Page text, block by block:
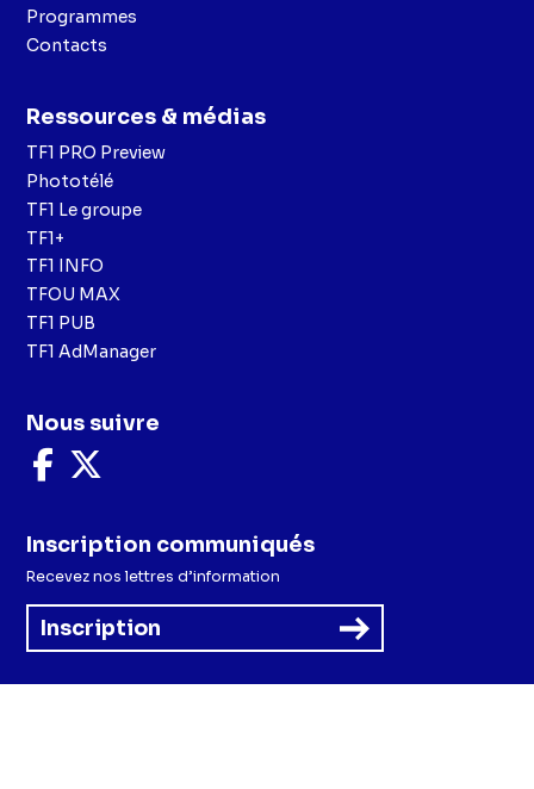
Programmes
Contacts
Ressources & médias
TF1 PRO Preview
Phototélé
TF1 Le groupe
TF1+
TF1 INFO
TFOU MAX
TF1 PUB
TF1 AdManager
Nous suivre
Nous
suivre
Facebook
X
Inscription communiqués
Recevez nos lettres d’information
Inscription